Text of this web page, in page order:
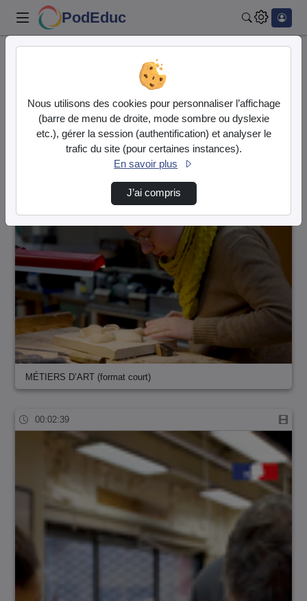
PodEduc
13 vidéos trouvées
Audio Vidéo
Direction de tri
MÉTIERS D’ART (format court)
00:02:39
Nous utilisons des cookies pour personnaliser l’affichage
(barre de menu de droite, mode sombre ou dyslexie
etc.), gérer la session (authentification) et analyser le
trafic du site (pour certaines instances).
En savoir plus
J’ai compris